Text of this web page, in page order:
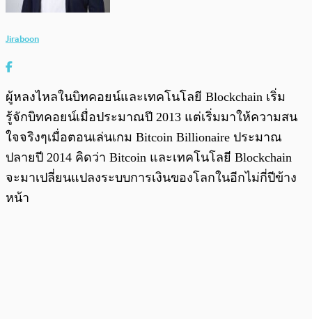
Jiraboon
ผู้หลงไหลในบิทคอยน์และเทคโนโลยี Blockchain เริ่ม
รู้จักบิทคอยน์เมื่อประมาณปี 2013 แต่เริ่มมาให้ความสน
ใจจริงๆเมื่อตอนเล่นเกม Bitcoin Billionaire ประมาณ
ปลายปี 2014 คิดว่า Bitcoin และเทคโนโลยี Blockchain
จะมาเปลี่ยนแปลงระบบการเงินของโลกในอีกไม่กี่ปีข้าง
หน้า